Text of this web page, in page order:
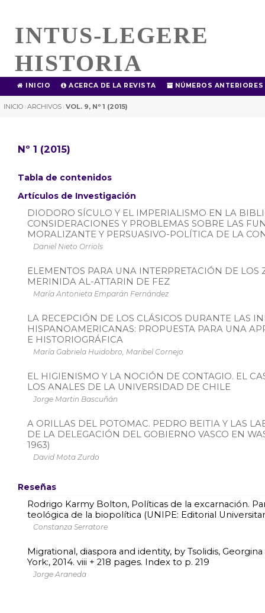
INTUS-LEGERE
HISTORIA
INICIO ACERCA DE LA REVISTA NÚMEROS ANTERIORES
INICIO | ARCHIVOS | VOL. 9, Nº 1 (2015)
Nº 1 (2015)
Tabla de contenidos
Artículos de Investigación
DIODORO SÍCULO Y EL IMPERIALISMO EN LA
CONSIDERACIONES Y PROBLEMAS SOBRE LAS
MORALIZANTE Y PERSUASIVO-POLÍTICA DE LA
Daniel Nieto Orriols
ELEMENTOS PARA UNA INTERPRETACIÓN DE
MERINIDA AL-ATTARIN DE FEZ
María Antonieta Emparán Fernández
LA RECEPCIÓN DE LOS CLÁSICOS DURANTE LAS
HISPANOAMERICANAS: PROPUESTA PARA UNA
E HISTORIOGRÁFICA
María Gabriela Huidobro, Maribel Cornejo
EL HIGIENISMO Y LA NOCIÓN DE CONTAGIO. EL
LOS ANALES DE LA UNIVERSIDAD DE CHILE
Jorge Martin Bascuñán
A ORILLAS DEL POTOMAC. PEDRO BEITIA Y LAS
DE LA DELEGACIÓN DEL GOBIERNO VASCO EN
1963)
David Mota Zurdo
Reseñas
Rodrigo Karmy Bolton, Políticas de la excarnación.
teológica de la biopolítica (UNIPE: Editorial
Constanza Serratore
Migrational, diaspora and identity, by Tsolidis,
York:, 2014. viii + 218 pages. Index to p. 219
Jorge Araneda